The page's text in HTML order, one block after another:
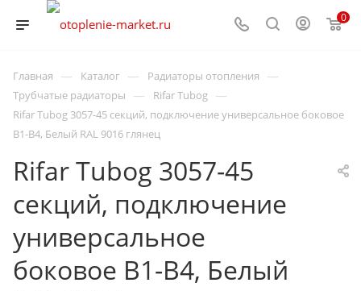
0
Главная — Каталог — Радиаторы отопления —
Трубчатые радиаторы — Rifar Tubog —
Rifar Tubog 3057-45 секций, подключение универсальное боковое
B1-B4, Белый RAL 9016 глянец
Rifar Tubog 3057-45
секций, подключение
универсальное
боковое B1-B4, Белый